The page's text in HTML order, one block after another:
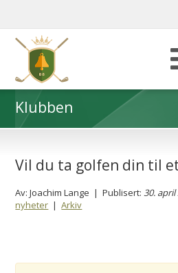
Klubben
Vil du ta golfen din til
Av: Joachim Lange | Publisert:30. april
nyheter |Arkiv